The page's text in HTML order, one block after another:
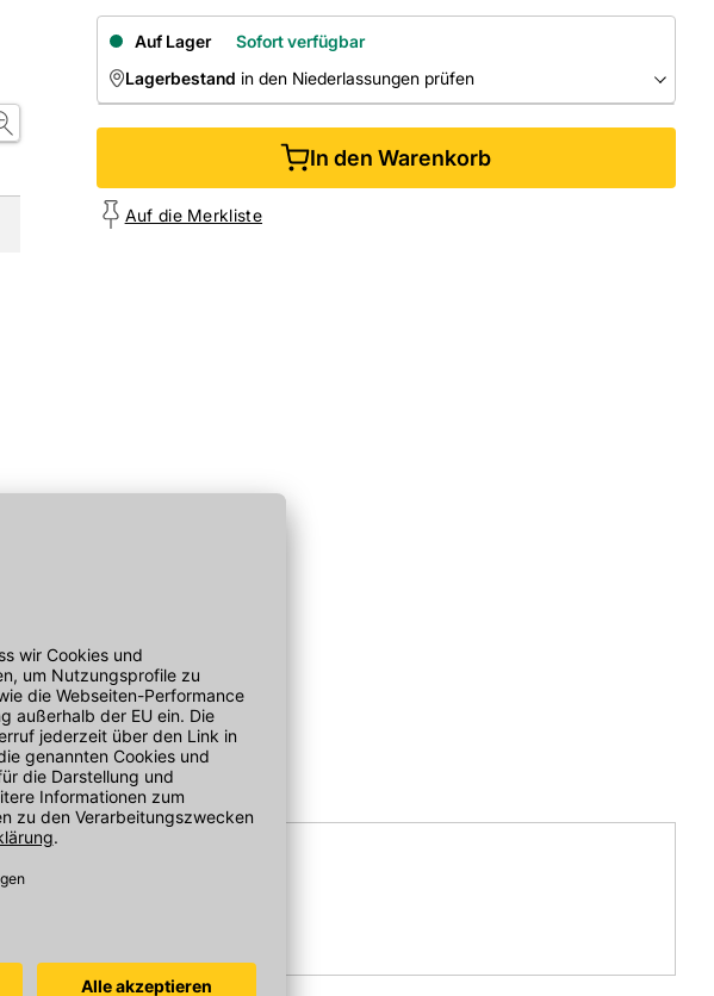
Auf Lager
Sofort verfügbar
Lagerbestand in den Niederlassungen prüfen
NIEDERLASSUNGEN
In den Warenkorb
Auf die Merkliste